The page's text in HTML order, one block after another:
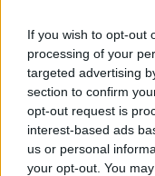
If you wish to opt-out
processing of your
targeted advertising
section to confirm
opt-out request is
interest-based ads
us or personal
your opt-out. You
ΤΙΜΗ:
Εκεί που το
αρώματα της ελληνικής
Μακεδονίας, λουσμένα
ανεξάντλητη φυσική
μπορείτε να πιείτε ως
του ιδιότητες που
ευεξία.